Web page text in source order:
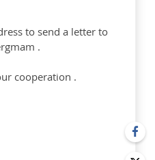
to send a letter to
.
cooperation .